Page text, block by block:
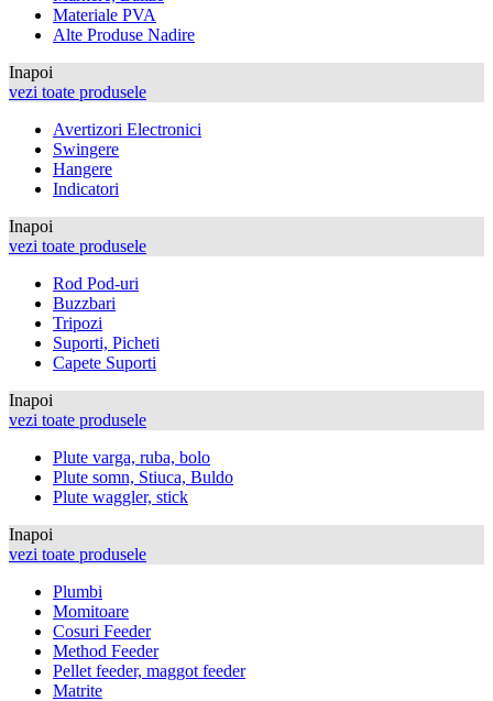
Materiale PVA
Alte Produse Nadire
Inapoi
vezi toate produsele
Avertizori Electronici
Swingere
Hangere
Indicatori
Inapoi
vezi toate produsele
Rod Pod-uri
Buzzbari
Tripozi
Suporti, Picheti
Capete Suporti
Inapoi
vezi toate produsele
Plute varga, ruba, bolo
Plute somn, Stiuca, Buldo
Plute waggler, stick
Inapoi
vezi toate produsele
Plumbi
Momitoare
Cosuri Feeder
Method Feeder
Pellet feeder, maggot feeder
Matrite